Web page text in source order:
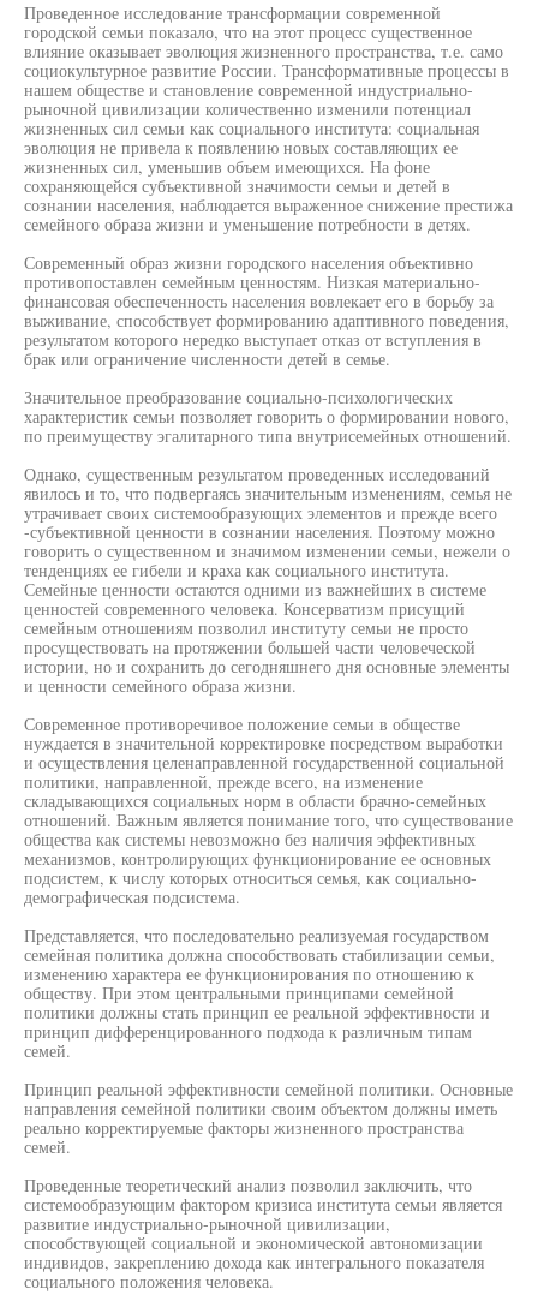
Проведенное исследование трансформации современной
городской семьи показало, что на этот процесс существенное
влияние оказывает эволюция жизненного пространства, т.е. само
социокультурное развитие России. Трансформативные процессы в
нашем обществе и становление современной индустриально-
рыночной цивилизации количественно изменили потенциал
жизненных сил семьи как социального института: социальная
эволюция не привела к появлению новых составляющих ее
жизненных сил, уменьшив объем имеющихся. На фоне
сохраняющейся субъективной значимости семьи и детей в
сознании населения, наблюдается выраженное снижение престижа
семейного образа жизни и уменьшение потребности в детях.
Современный образ жизни городского населения объективно
противопоставлен семейным ценностям. Низкая материально-
финансовая обеспеченность населения вовлекает его в борьбу за
выживание, способствует формированию адаптивного поведения,
результатом которого нередко выступает отказ от вступления в
брак или ограничение численности детей в семье.
Значительное преобразование социально-психологических
характеристик семьи позволяет говорить о формировании нового,
по преимуществу эгалитарного типа внутрисемейных отношений.
Однако, существенным результатом проведенных исследований
явилось и то, что подвергаясь значительным изменениям, семья не
утрачивает своих системообразующих элементов и прежде всего
-субъективной ценности в сознании населения. Поэтому можно
говорить о существенном и значимом изменении семьи, нежели о
тенденциях ее гибели и краха как социального института.
Семейные ценности остаются одними из важнейших в системе
ценностей современного человека. Консерватизм присущий
семейным отношениям позволил институту семьи не просто
просуществовать на протяжении большей части человеческой
истории, но и сохранить до сегодняшнего дня основные элементы
и ценности семейного образа жизни.
Современное противоречивое положение семьи в обществе
нуждается в значительной корректировке посредством выработки
и осуществления целенаправленной государственной социальной
политики, направленной, прежде всего, на изменение
складывающихся социальных норм в области брачно-семейных
отношений. Важным является понимание того, что существование
общества как системы невозможно без наличия эффективных
механизмов, контролирующих функционирование ее основных
подсистем, к числу которых относиться семья, как социально-
демографическая подсистема.
Представляется, что последовательно реализуемая государством
семейная политика должна способствовать стабилизации семьи,
изменению характера ее функционирования по отношению к
обществу. При этом центральными принципами семейной
политики должны стать принцип ее реальной эффективности и
принцип дифференцированного подхода к различным типам
семей.
Принцип реальной эффективности семейной политики. Основные
направления семейной политики своим объектом должны иметь
реально корректируемые факторы жизненного пространства
семей.
Проведенные теоретический анализ позволил заключить, что
системообразующим фактором кризиса института семьи является
развитие индустриально-рыночной цивилизации,
способствующей социальной и экономической автономизации
индивидов, закреплению дохода как интегрального показателя
социального положения человека.